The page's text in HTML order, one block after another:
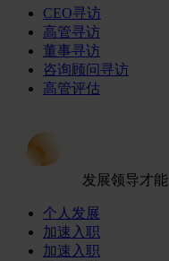
CEO寻访
高管寻访
董事寻访
咨询顾问寻访
高管评估
发展领导才能
个人发展
加速入职
加速入职